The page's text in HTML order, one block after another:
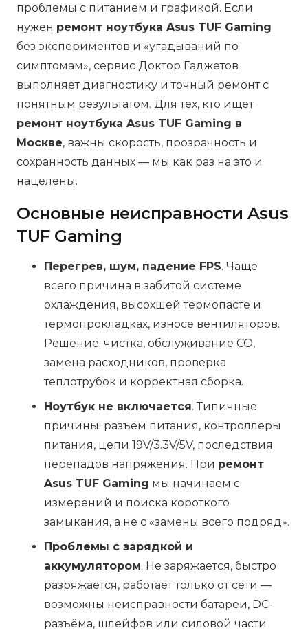
проблемы с питанием и графикой. Если
нужен ремонт ноутбука Asus TUF Gaming
без экспериментов и «угадываний по
симптомам», сервис Доктор Гаджетов
выполняет диагностику и точный ремонт с
понятным результатом. Для тех, кто ищет
ремонт ноутбука Asus TUF Gaming в
Москве, важны скорость, прозрачность и
сохранность данных — мы как раз на это и
нацелены.
Основные неисправности Asus
TUF Gaming
Перегрев, шум, падение FPS. Чаще
всего причина в забитой системе
охлаждения, высохшей термопасте и
термопрокладках, износе вентиляторов.
Решение: чистка, обслуживание СО,
замена расходников, проверка
теплотрубок и корректная сборка.
Ноутбук не включается. Типичные
причины: разъём питания, контроллеры
питания, цепи 19V/3.3V/5V, последствия
перепадов напряжения. При ремонт
Asus TUF Gaming мы начинаем с
измерений и поиска короткого
замыкания, а не с «замены всего подряд».
Проблемы с зарядкой и
аккумулятором. Не заряжается, быстро
разряжается, работает только от сети —
возможны неисправности батареи, DC-
разъёма, шлейфов или силовой части